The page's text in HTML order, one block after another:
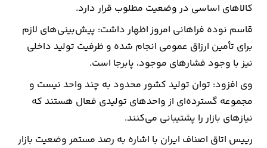
اقتصاد
ایران
ارتباطات
خودرو
عمومی
کالاهای اساسی در وضعیت مطلوب قرار دارد.
قاسم نوده فراهانی امروز اظهار داشت: پیش‌بینی‌های لازم
برای تأمین ارزاق عمومی انجام شده و ظرفیت تولید داخلی
نیز با وجود فشارهای موجود، پابرجا است.
وی افزود: توان تولید کشور محدود به چند واحد نیست و
مجموعه گسترده‌ای از واحدهای تولیدی فعال هستند که
نیازهای بازار را پشتیبانی می‌کنند.
رییس اتاق اصناف ایران با اشاره به رصد مستمر وضعیت بازار